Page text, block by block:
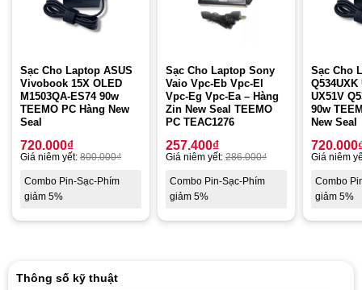
Sạc Cho Laptop ASUS
Vivobook 15X OLED
M1503QA-ES74 90w
TEEMO PC Hàng New
Seal
720.000₫
Giá niêm yết: 800.000₫
Combo Pin-Sạc-Phím
giảm 5%
Sạc Cho Laptop Sony
Vaio Vpc-Eb Vpc-El
Vpc-Eg Vpc-Ea – Hàng
Zin New Seal TEEMO
PC TEAC1276
257.400₫
Giá niêm yết: 286.000₫
Combo Pin-Sạc-Phím
giảm 5%
Sạc Cho
Q534UXK
UX51V
90w
New Seal
720.000
Giá niêm
Combo
giảm 5%
Thông số kỹ thuật